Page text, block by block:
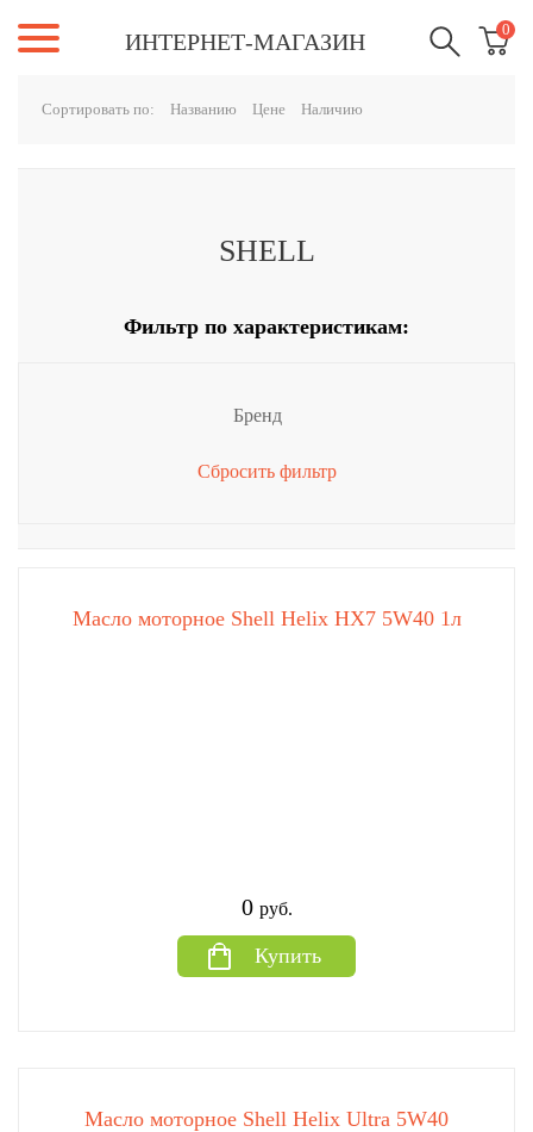
ИНТЕРНЕТ-МАГАЗИН 0
Сортировать по: Названию Цене Наличию
SHELL
Фильтр по характеристикам:
Бренд
Сбросить фильтр
Масло моторное Shell Helix HX7 5W40 1л
0 руб.
Купить
Масло моторное Shell Helix Ultra 5W40